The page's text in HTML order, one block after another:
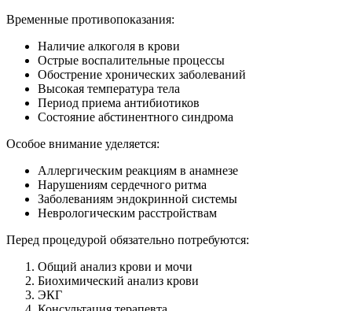
Временные противопоказания:
Наличие алкоголя в крови
Острые воспалительные процессы
Обострение хронических заболеваний
Высокая температура тела
Период приема антибиотиков
Состояние абстинентного синдрома
Особое внимание уделяется:
Аллергическим реакциям в анамнезе
Нарушениям сердечного ритма
Заболеваниям эндокринной системы
Неврологическим расстройствам
Перед процедурой обязательно потребуются:
Общий анализ крови и мочи
Биохимический анализ крови
ЭКГ